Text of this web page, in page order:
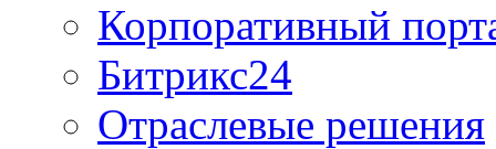
Корпоративный
Битрикс24
Отраслевые решения